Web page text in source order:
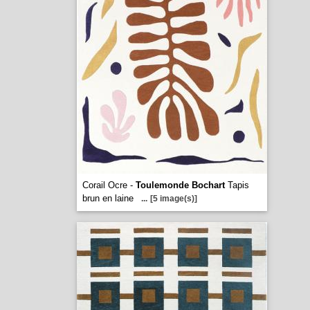
Corail Ocre - Toulemonde BochartTapis
brun en laine
... [5 image(s)]